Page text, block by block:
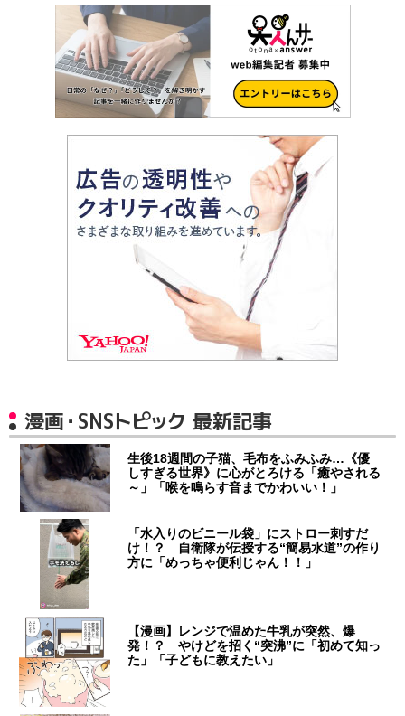
漫画・SNSトピック 最新記事
生後18週間の子猫、毛布をふみふみ…《優
しすぎる世界》に心がとろける「癒やされる
～」「喉を鳴らす音までかわいい！」
「水入りのビニール袋」にストロー刺すだ
け！？ 自衛隊が伝授する“簡易水道”の作り
方に「めっちゃ便利じゃん！！」
【漫画】レンジで温めた牛乳が突然、爆
発！？ やけどを招く“突沸”に「初めて知っ
た」「子どもに教えたい」